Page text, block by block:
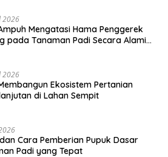
2026
Mengatasi Hama Penggerek
pada Tanaman Padi Secara Alami
2026
Ekosistem Pertanian
di Lahan Sempit
Cara Pemberian Pupuk Dasar
Padi yang Tepat